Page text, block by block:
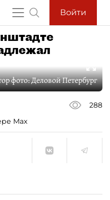
Войти
фото:Деловой Петербург
288
Max